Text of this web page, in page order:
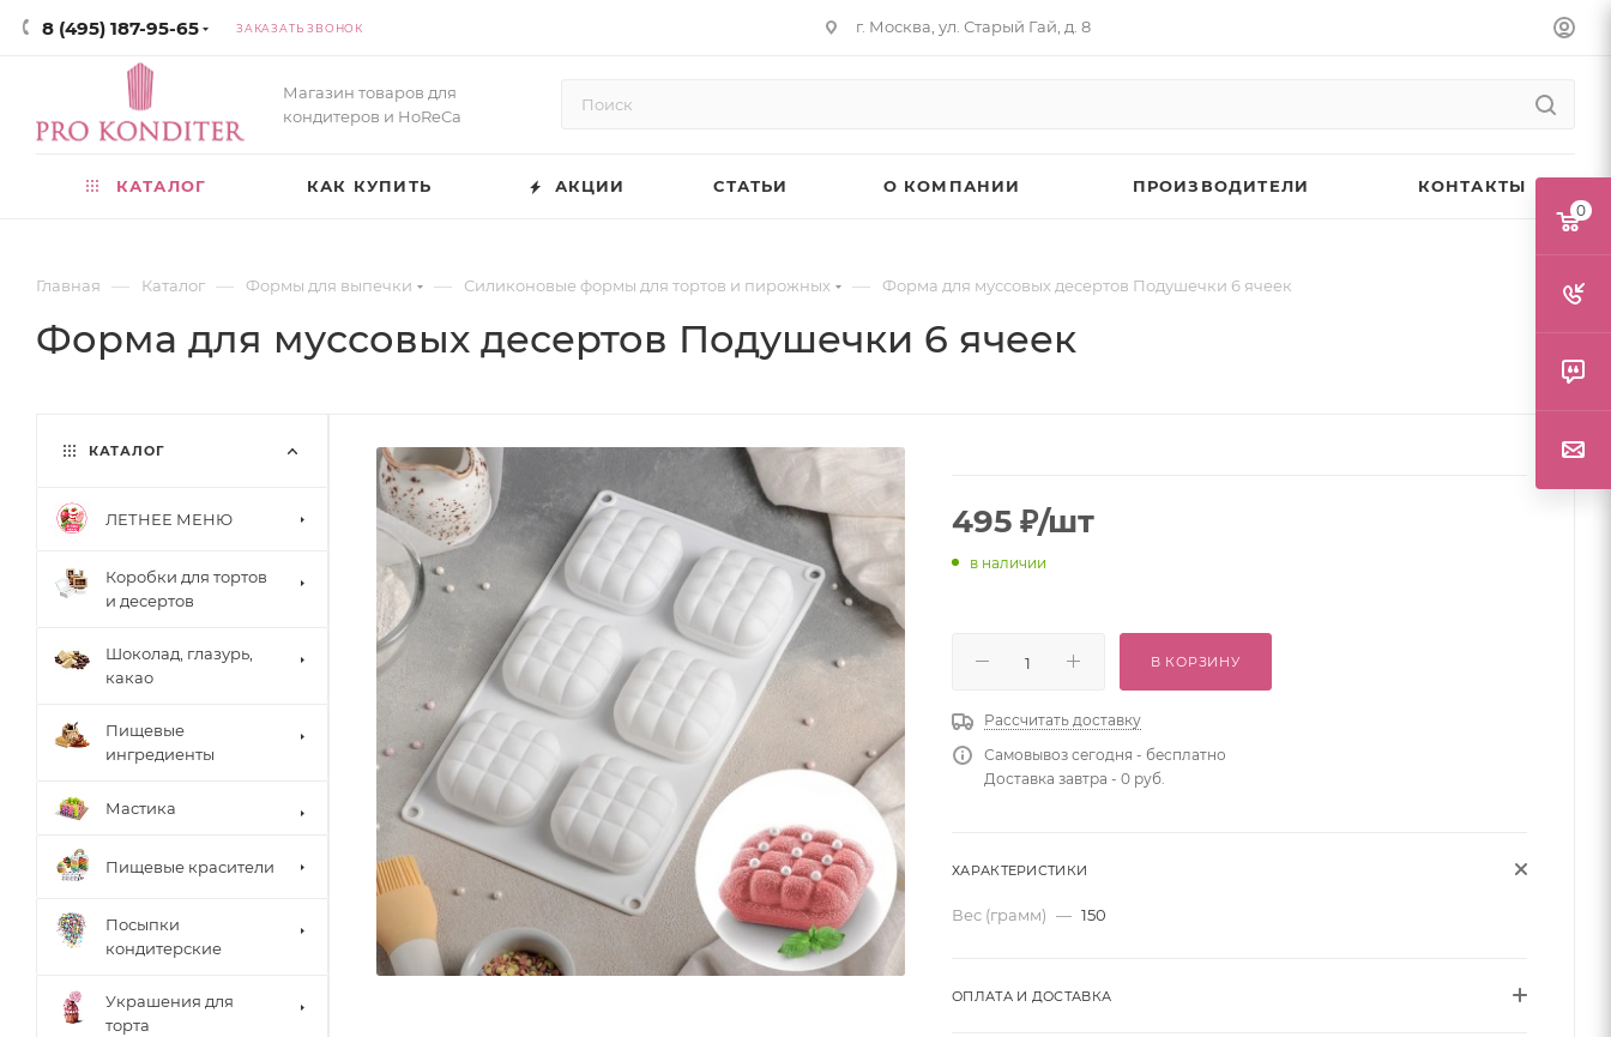
8 (495) 187-95-65 ЗАКАЗАТЬ ЗВОНОК г. Москва, ул. Старый Гай, д. 8
Магазин товаров для
кондитеров и HoReCa
КАТАЛОГ КАК КУПИТЬ АКЦИИ СТАТЬИ О КОМПАНИИ ПРОИЗВОДИТЕЛИ КОНТАКТЫ
Главная — Каталог — Формы для выпечки — Силиконовые формы для тортов и пирожных — Форма для муссовых десертов Подушечки 6 ячеек
Форма для муссовых десертов Подушечки 6 ячеек
495 ₽/шт
в наличии
В КОРЗИНУ
Рассчитать доставку
Самовывоз сегодня - бесплатно
Доставка завтра - 0 руб.
ХАРАКТЕРИСТИКИ
Вес (грамм) — 150
ОПЛАТА И ДОСТАВКА
КАТАЛОГ
ЛЕТНЕЕ МЕНЮ
Коробки для тортов
и десертов
Шоколад, глазурь,
какао
Пищевые
ингредиенты
Мастика
Пищевые красители
Посыпки
кондитерские
Украшения для
торта
0